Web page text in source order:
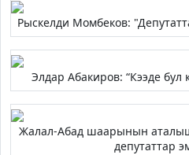
Рыскелди Момбеков:
Элдар Абакиров: “Кээде бул
Жалал-Абад шаарынын
депутаттар